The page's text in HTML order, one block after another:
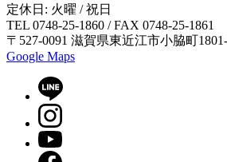
定休日: 火曜 / 祝日
TEL 0748-25-1860 / FAX 0748-25-1861
〒527-0091 滋賀県東近江市小脇町
Google Maps